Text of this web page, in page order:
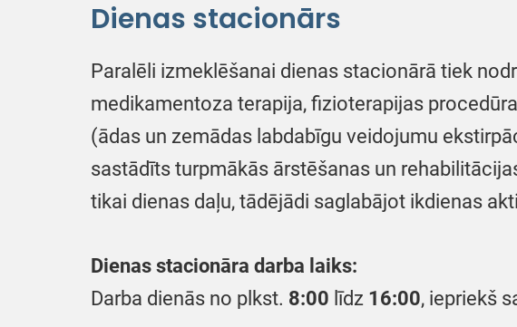
Dienas stacionārs
Paralēli izmeklēšanai dienas stacionārā tiek
medikamentoza terapija, fizioterapijas
(ādas un zemādas labdabīgu veidojumu
sastādīts turpmākās ārstēšanas un
tikai dienas daļu, tādējādi saglabājot ikdienas
Dienas stacionāra darba laiks:
Darba dienās no plkst. 8:00 līdz 16:00, iepriekš